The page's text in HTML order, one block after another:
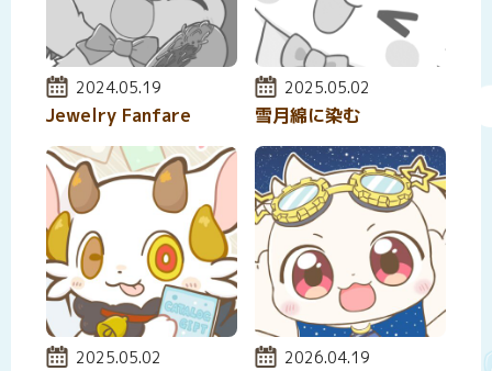
投稿日:
2024.05.19
Jewelry Fanfare
投稿日:
2025.05.02
雪月綿に染む
投稿日:
2025.05.02 投稿日:
2026.04.19